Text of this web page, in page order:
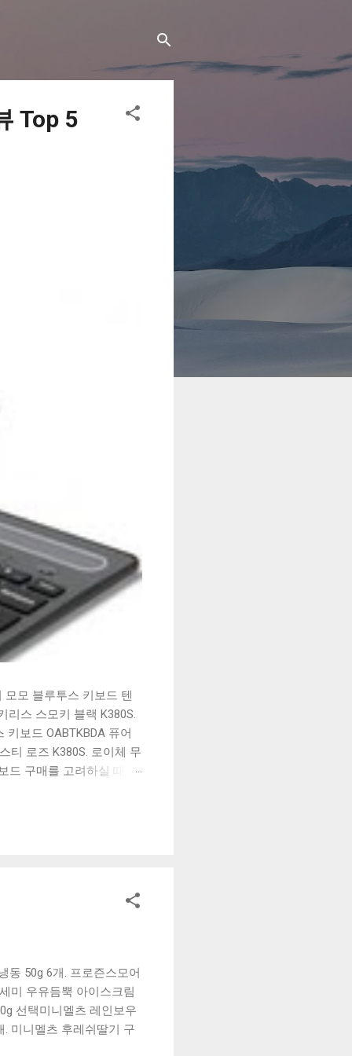
Top 5
모모 블루투스 키보드 텐
리스 스모키 블랙 K380S.
보드 OABTKBDA 퓨어
티 로즈 K380S. 로이체 무
드 구매를 고려하실 때, 추
동 50g 6개. 프로즌스모어
미 우유듬뿍 아이스크림
선택미니멜츠 레인보우
미니멜츠 후레쉬딸기 구